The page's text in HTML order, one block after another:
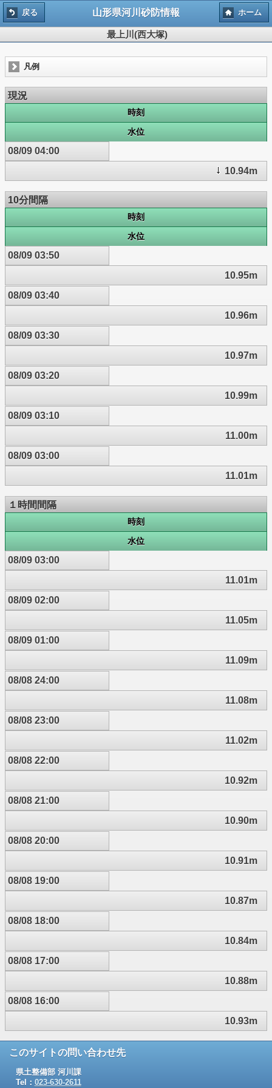
戻る 山形県河川砂防情報 ホーム
最上川(西大塚)
凡例
現況
時刻
水位
08/09 04:00
10.94m
10分間隔
時刻
水位
08/09 03:50
10.95m
08/09 03:40
10.96m
08/09 03:30
10.97m
08/09 03:20
10.99m
08/09 03:10
11.00m
08/09 03:00
11.01m
１時間間隔
時刻
水位
08/09 03:00
11.01m
08/09 02:00
11.05m
08/09 01:00
11.09m
08/08 24:00
11.08m
08/08 23:00
11.02m
08/08 22:00
10.92m
08/08 21:00
10.90m
08/08 20:00
10.91m
08/08 19:00
10.87m
08/08 18:00
10.84m
08/08 17:00
10.88m
08/08 16:00
10.93m
このサイトの問い合わせ先
県土整備部 河川課
Tel： 023-630-2611